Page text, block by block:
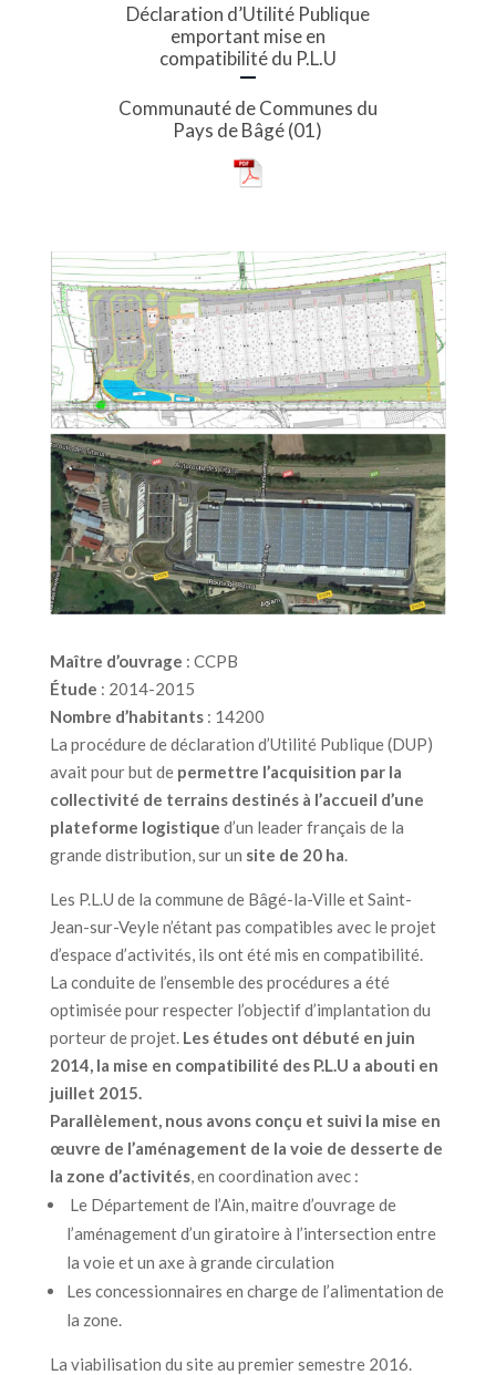
Déclaration d’Utilité Publique
emportant mise en
compatibilité du P.L.U
Communauté de Communes du
Pays de Bâgé (01)
Maître d’ouvrage : CCPB
Étude : 2014-2015
Nombre d’habitants: 14200
La procédure de déclaration d’Utilité Publique (DUP)
avait pour but de permettre l’acquisition par la
collectivité de terrains destinés à l’accueil d’une
plateforme logistique d’un leader français de la
grande distribution, sur un site de 20 ha.
Les P.L.U de la commune de Bâgé-la-Ville et Saint-
Jean-sur-Veyle n’étant pas compatibles avec le projet
d’espace d’activités, ils ont été mis en compatibilité.
La conduite de l’ensemble des procédures a été
optimisée pour respecter l’objectif d’implantation du
porteur de projet.Les études ont débuté en juin
2014, la mise en compatibilité des P.L.U a abouti en
juillet 2015.
Parallèlement, nous avons conçu et suivi la mise en
œuvre de l’aménagement de la voie de desserte de
la zone d’activités, en coordination avec :
Le Département de l’Ain, maitre d’ouvrage de
l’aménagement d’un giratoire à l’intersection entre
la voie et un axe à grande circulation
Les concessionnaires en charge de l’alimentation de
la zone.
La viabilisation du site au premier semestre 2016.